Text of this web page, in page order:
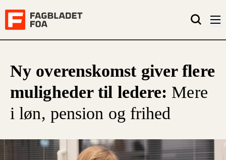
Ny overenskomst giver flere
muligheder til ledere: Mere
i løn, pension og frihed